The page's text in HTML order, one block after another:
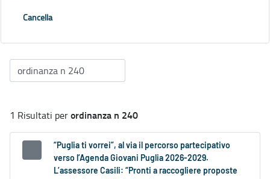
Cancella
1 Risultati perordinanza n 240
“Puglia ti vorrei”, al via il percorso partecipativo
verso l’Agenda Giovani Puglia 2026-2029.
L’assessore Casili: “Pronti a raccogliere proposte